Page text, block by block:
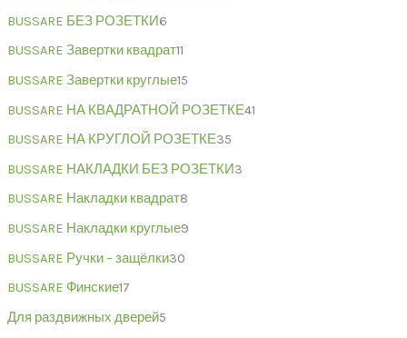
BUSSARE БЕЗ РОЗЕТКИ6
BUSSARE Завертки квадрат11
BUSSARE Завертки круглые15
BUSSARE НА КВАДРАТНОЙ РОЗЕТКЕ41
BUSSARE НА КРУГЛОЙ РОЗЕТКЕ35
BUSSARE НАКЛАДКИ БЕЗ РОЗЕТКИ3
BUSSARE Накладки квадрат8
BUSSARE Накладки круглые9
BUSSARE Ручки – защёлки30
BUSSARE Финские17
Для раздвижных дверей5